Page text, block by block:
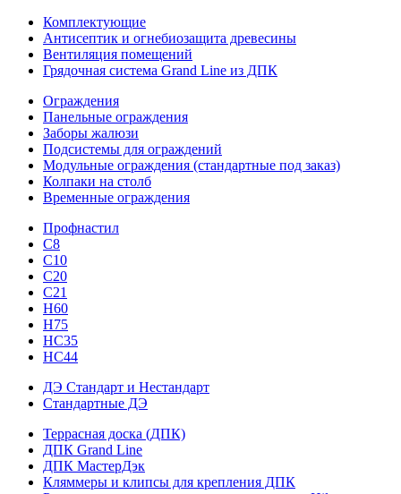
Комплектующие
Антисептик и огнебиозащита древесины
Вентиляция помещений
Грядочная система Grand Line из ДПК
Ограждения
Панельные ограждения
Заборы жалюзи
Подсистемы для ограждений
Модульные ограждения (стандартные под заказ)
Колпаки на столб
Временные ограждения
Профнастил
С8
С10
С20
С21
H60
H75
HС35
НС44
ДЭ Стандарт и Нестандарт
Стандартные ДЭ
Террасная доска (ДПК)
ДПК Grand Line
ДПК МастерДэк
Кляммеры и клипсы для крепления ДПК